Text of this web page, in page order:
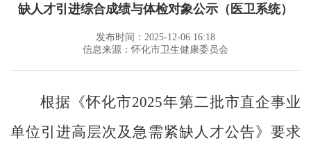
缺人才引进综合成绩与体检对象公示（医卫系统）
发布时间：2025-12-06 16:18
信息来源：怀化市卫生健康委员会
根据《怀化市2025年第二批市直企事业
单位引进高层次及急需紧缺人才公告》要求